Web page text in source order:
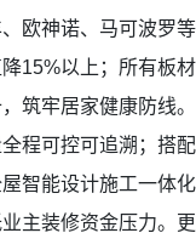
欧神诺、马可波罗
15%以上；所有板
筑牢居家健康防线
程可控可追溯；搭
智能设计施工一体
主装修资金压力。